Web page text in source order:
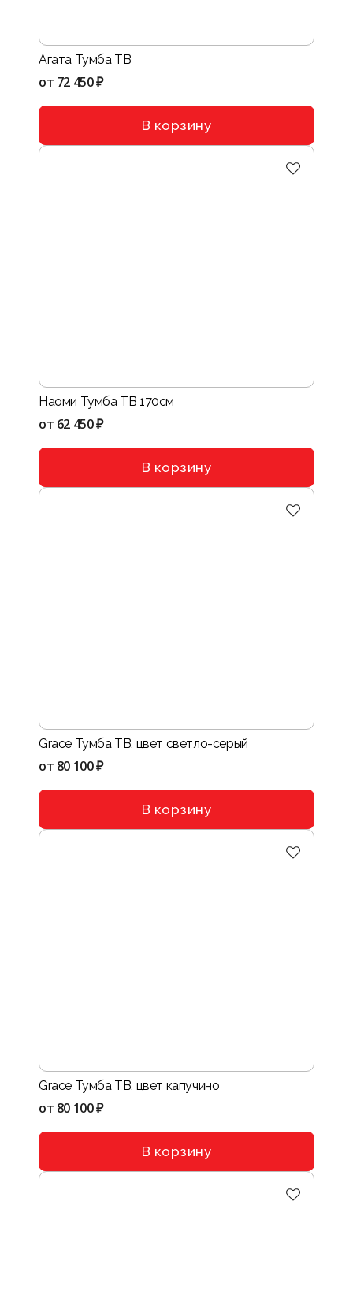
Агата Тумба ТВ
от 72 450 ₽
В корзину
Наоми Тумба ТВ 170см
от 62 450 ₽
В корзину
Grace Тумба ТВ, цвет светло-серый
от 80 100 ₽
В корзину
Grace Тумба ТВ, цвет капучино
от 80 100 ₽
В корзину